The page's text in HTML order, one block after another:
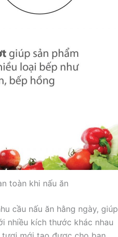
toàn khi nấu ăn
cầu nấu ăn hằng ngày, giúp
nhiều kích thước khác nhau